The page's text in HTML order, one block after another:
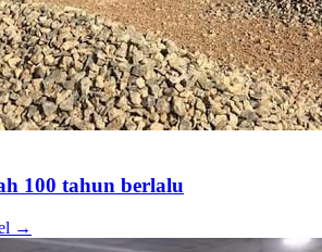
100 tahun berlalu
→